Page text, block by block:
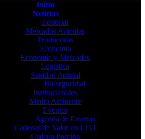
Inicio
Noticias
Editorial
Mercados Avicolas
Producción
Economia
Economía y Mercados
Logistica
Sanidad Animal
Bioseguridad
Institucionales
Medio Ambiente
Eventos
Agenda de Eventos
Cadenas de Valor en LT11
Cadena Porcina